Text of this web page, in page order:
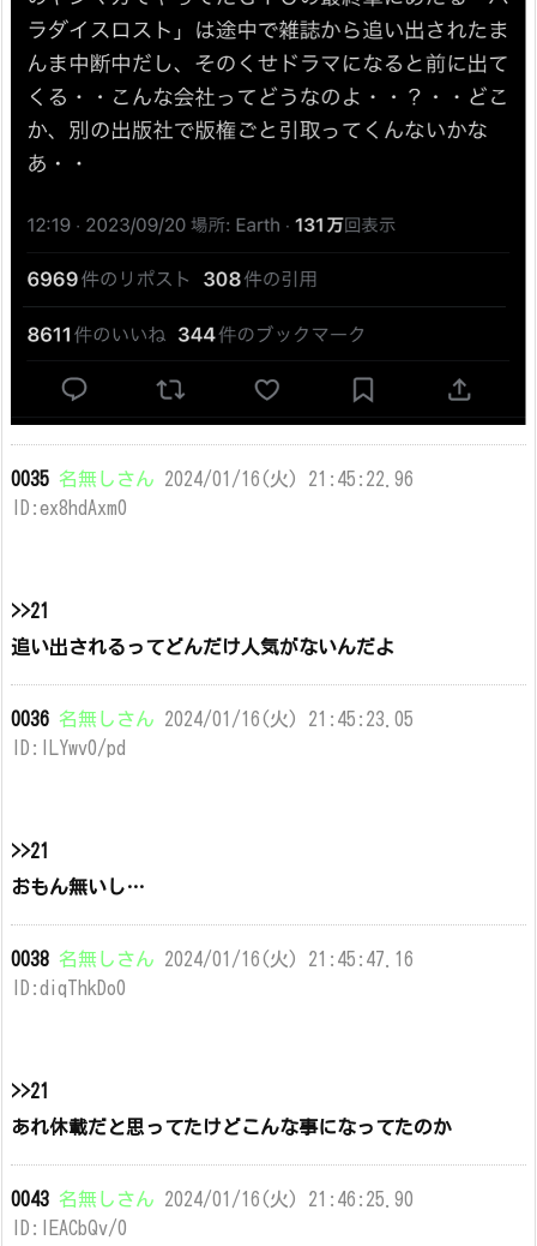
0035 名無しさん 2024/01/16(火) 21:45:22.96
ID:ex8hdAxm0
>>21
追い出されるってどんだけ人気がないんだよ
0036 名無しさん 2024/01/16(火) 21:45:23.05
ID:lLYwv0/pd
>>21
おもん無いし…
0038 名無しさん 2024/01/16(火) 21:45:47.16
ID:diqThkDo0
>>21
あれ休載だと思ってたけどこんな事になってたのか
0043 名無しさん 2024/01/16(火) 21:46:25.90
ID:IEACbQv/0